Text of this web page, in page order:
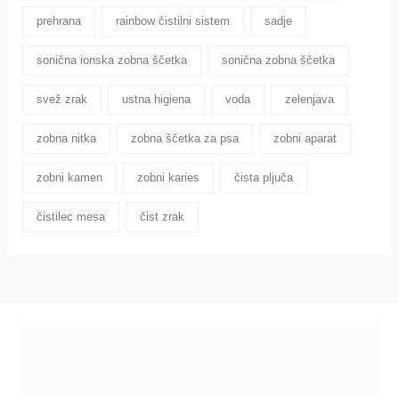
prehrana rainbow čistilni sistem sadje
sonična ionska zobna ščetka sonična zobna ščetka
svež zrak ustna higiena voda zelenjava
zobna nitka zobna ščetka za psa zobni aparat
zobni kamen zobni karies čista pljuča
čistilec mesa čist zrak